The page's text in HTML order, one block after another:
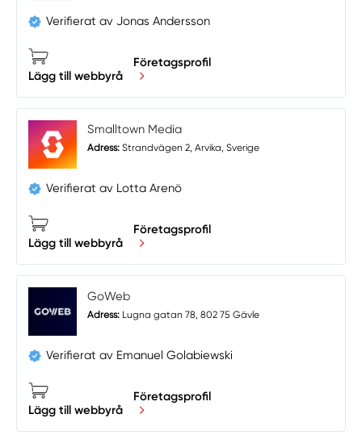
Verifierat av Jonas Andersson
Lägg till webbyrå
Företagsprofil
Smalltown Media
Adress: Strandvägen 2, Arvika, Sverige
Verifierat av Lotta Arenö
Lägg till webbyrå
Företagsprofil
GoWeb
Adress: Lugna gatan 78, 802 75 Gävle
Verifierat av Emanuel Golabiewski
Lägg till webbyrå
Företagsprofil